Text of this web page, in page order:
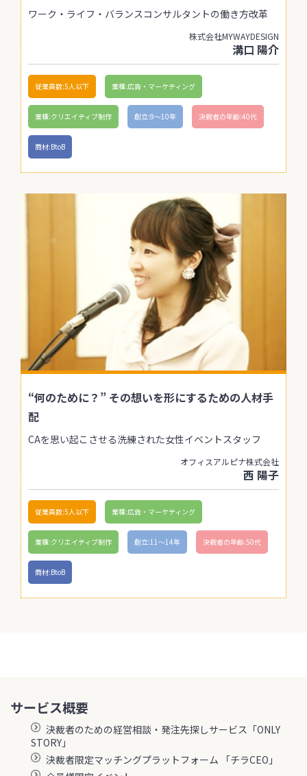
ワーク・ライフ・バランスコンサルタントの働き方改革
株式会社MYWAYDESIGN
溝口 陽介
従業員数:5人以下 業種:広告・マーケティング
業種:クリエイティブ制作 創立:9〜10年 決裁者の年齢:40代
商材:BtoB
“何のために？” その想いを形にするための人材手
配
CAを思い起こさせる洗練された女性イベントスタッフ
オフィスアルピナ株式会社
西 陽子
従業員数:5人以下 業種:広告・マーケティング
業種:クリエイティブ制作 創立:11〜14年 決裁者の年齢:50代
商材:BtoB
サービス概要
決裁者のための経営相談・発注先探しサービス「ONLY
STORY」
決裁者限定マッチングプラットフォーム 「チラCEO」